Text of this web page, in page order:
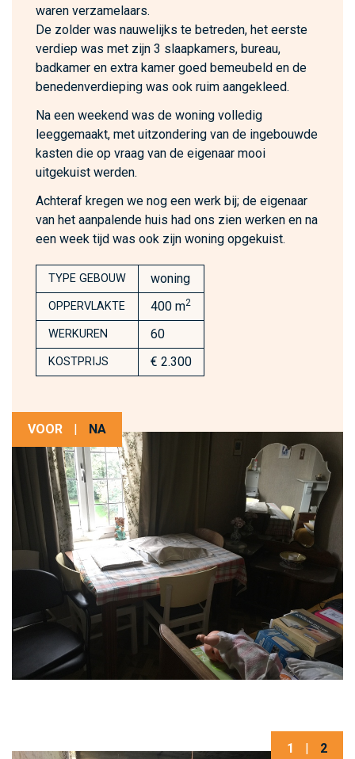
waren verzamelaars.
De zolder was nauwelijks te betreden, het eerste
verdiep was met zijn 3 slaapkamers, bureau,
badkamer en extra kamer goed bemeubeld en de
benedenverdieping was ook ruim aangekleed.
Na een weekend was de woning volledig
leeggemaakt, met uitzondering van de ingebouwde
kasten die op vraag van de eigenaar mooi
uitgekuist werden.
Achteraf kregen we nog een werk bij; de eigenaar
van het aanpalende huis had ons zien werken en na
een week tijd was ook zijn woning opgekuist.
TYPE GEBOUW woning
OPPERVLAKTE 400 m2
WERKUREN 60
KOSTPRIJS € 2.300
VOOR | NA
1 2